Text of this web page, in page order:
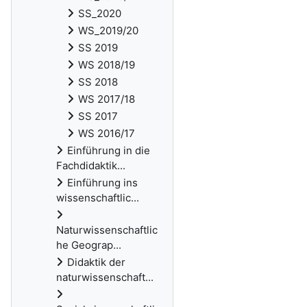
SS_2020
WS_2019/20
SS 2019
WS 2018/19
SS 2018
WS 2017/18
SS 2017
WS 2016/17
Einführung in die
Fachdidaktik...
Einführung ins
wissenschaftlic...
Naturwissenschaftlic
he Geograp...
Didaktik der
naturwissenschaft...